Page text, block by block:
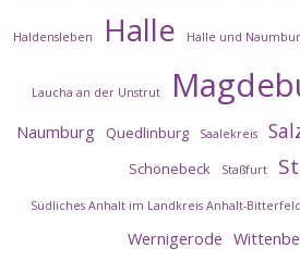
Haldensleben Halle Halle und
Laucha an der Unstrut
Naumburg Quedlinburg Saalekreis
Schönebeck
Staßfurt
Südliches Anhalt im Landkreis Anhalt-Bitterfeld
Wernigerode